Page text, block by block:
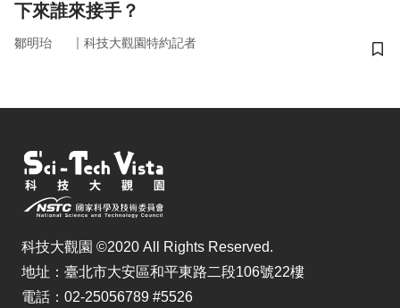
下來誰來接手？
鄒明珆 ｜ 科技大觀園特約記者
儲
科技大觀園 ©2020 All Rights Reserved.
地址：臺北市大安區和平東路二段106號22樓
電話：02-25056789 #5526